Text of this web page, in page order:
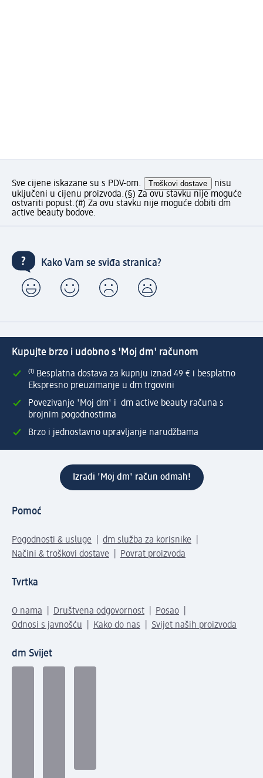
Sve cijene iskazane su s PDV-om. Troškovi dostave
nisu
uključeni u cijenu proizvoda.(§) Za ovu stavku nije moguće
ostvariti popust.(#) Za ovu stavku nije moguće dobiti dm
active beauty bodove.
Kako Vam se sviđa stranica?
Kupujte brzo i udobno s 'Moj dm' računom
⁽¹⁾ Besplatna dostava za kupnju iznad 49 € i besplatno
Ekspresno preuzimanje u dm trgovini
Povezivanje 'Moj dm' i dm active beauty računa s
brojnim pogodnostima
Brzo i jednostavno upravljanje narudžbama
Izradi 'Moj dm' račun odmah!
Pomoć
Pogodnosti & usluge
dm služba za korisnike
Načini & troškovi dostave
Povrat proizvoda
Tvrtka
O nama Društvena odgovornost
Posao
Odnosi s javnošću
Kako do nas Svijet naših proizvoda
dm Svijet